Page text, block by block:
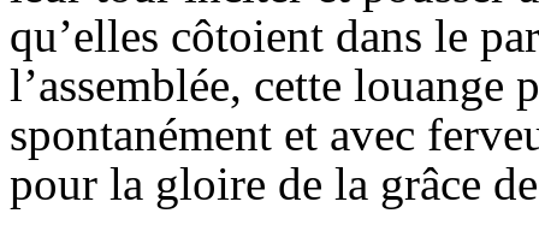
qu’elles côtoient dans le
l’assemblée, cette louange
spontanément et avec
pour la gloire de la grâce